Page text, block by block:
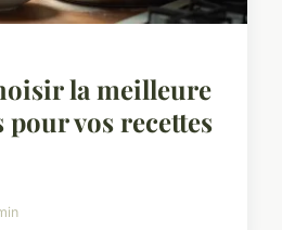
la meilleure
pour vos recettes